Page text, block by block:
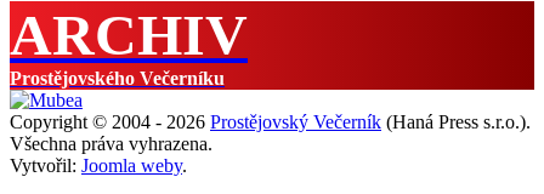
ARCHIV
Prostějovského Večerníku
Copyright © 2004 - 2026 Prostějovský Večerník (Haná Press s.r.o.).
Všechna práva vyhrazena.
Vytvořil: Joomla weby.